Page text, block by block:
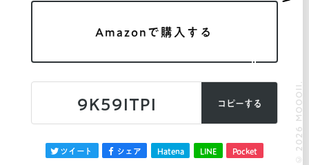
Amazonで購入する
9K59ITPI コピーする
ツイート シェア Hatena LINE Pocket © 2026 MOOOII.